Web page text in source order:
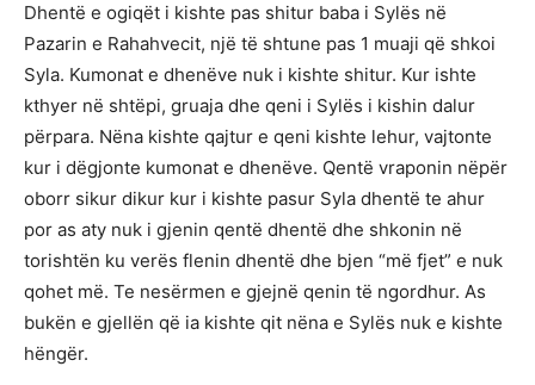
Dhentë e ogiqët i kishte pas shitur baba i Sylës në
Pazarin e Rahahvecit, një të shtune pas 1 muaji që shkoi
Syla. Kumonat e dhenëve nuk i kishte shitur. Kur ishte
kthyer në shtëpi, gruaja dhe qeni i Sylës i kishin dalur
përpara. Nëna kishte qajtur e qeni kishte lehur, vajtonte
kur i dëgjonte kumonat e dhenëve. Qentë vraponin nëpër
oborr sikur dikur kur i kishte pasur Syla dhentë te ahur
por as aty nuk i gjenin qentë dhentë dhe shkonin në
torishtën ku verës flenin dhentë dhe bjen “më fjet” e nuk
qohet më. Te nesërmen e gjejnë qenin të ngordhur. As
bukën e gjellën që ia kishte qit nëna e Sylës nuk e kishte
hëngër.